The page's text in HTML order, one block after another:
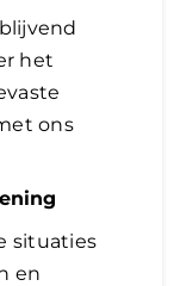
het
ons
situaties
en